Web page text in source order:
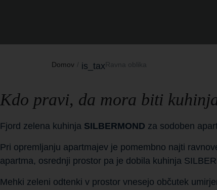
Domov is_taxRavna oblika
Kdo pravi, da mora biti
Fjord zelena kuhinja SILBERMOND za sodoben
Pri opremljanju apartmajev je pomembno najti
apartma, osrednji prostor pa je dobila kuhinja
Mehki zeleni odtenki v prostor vnesejo občutek